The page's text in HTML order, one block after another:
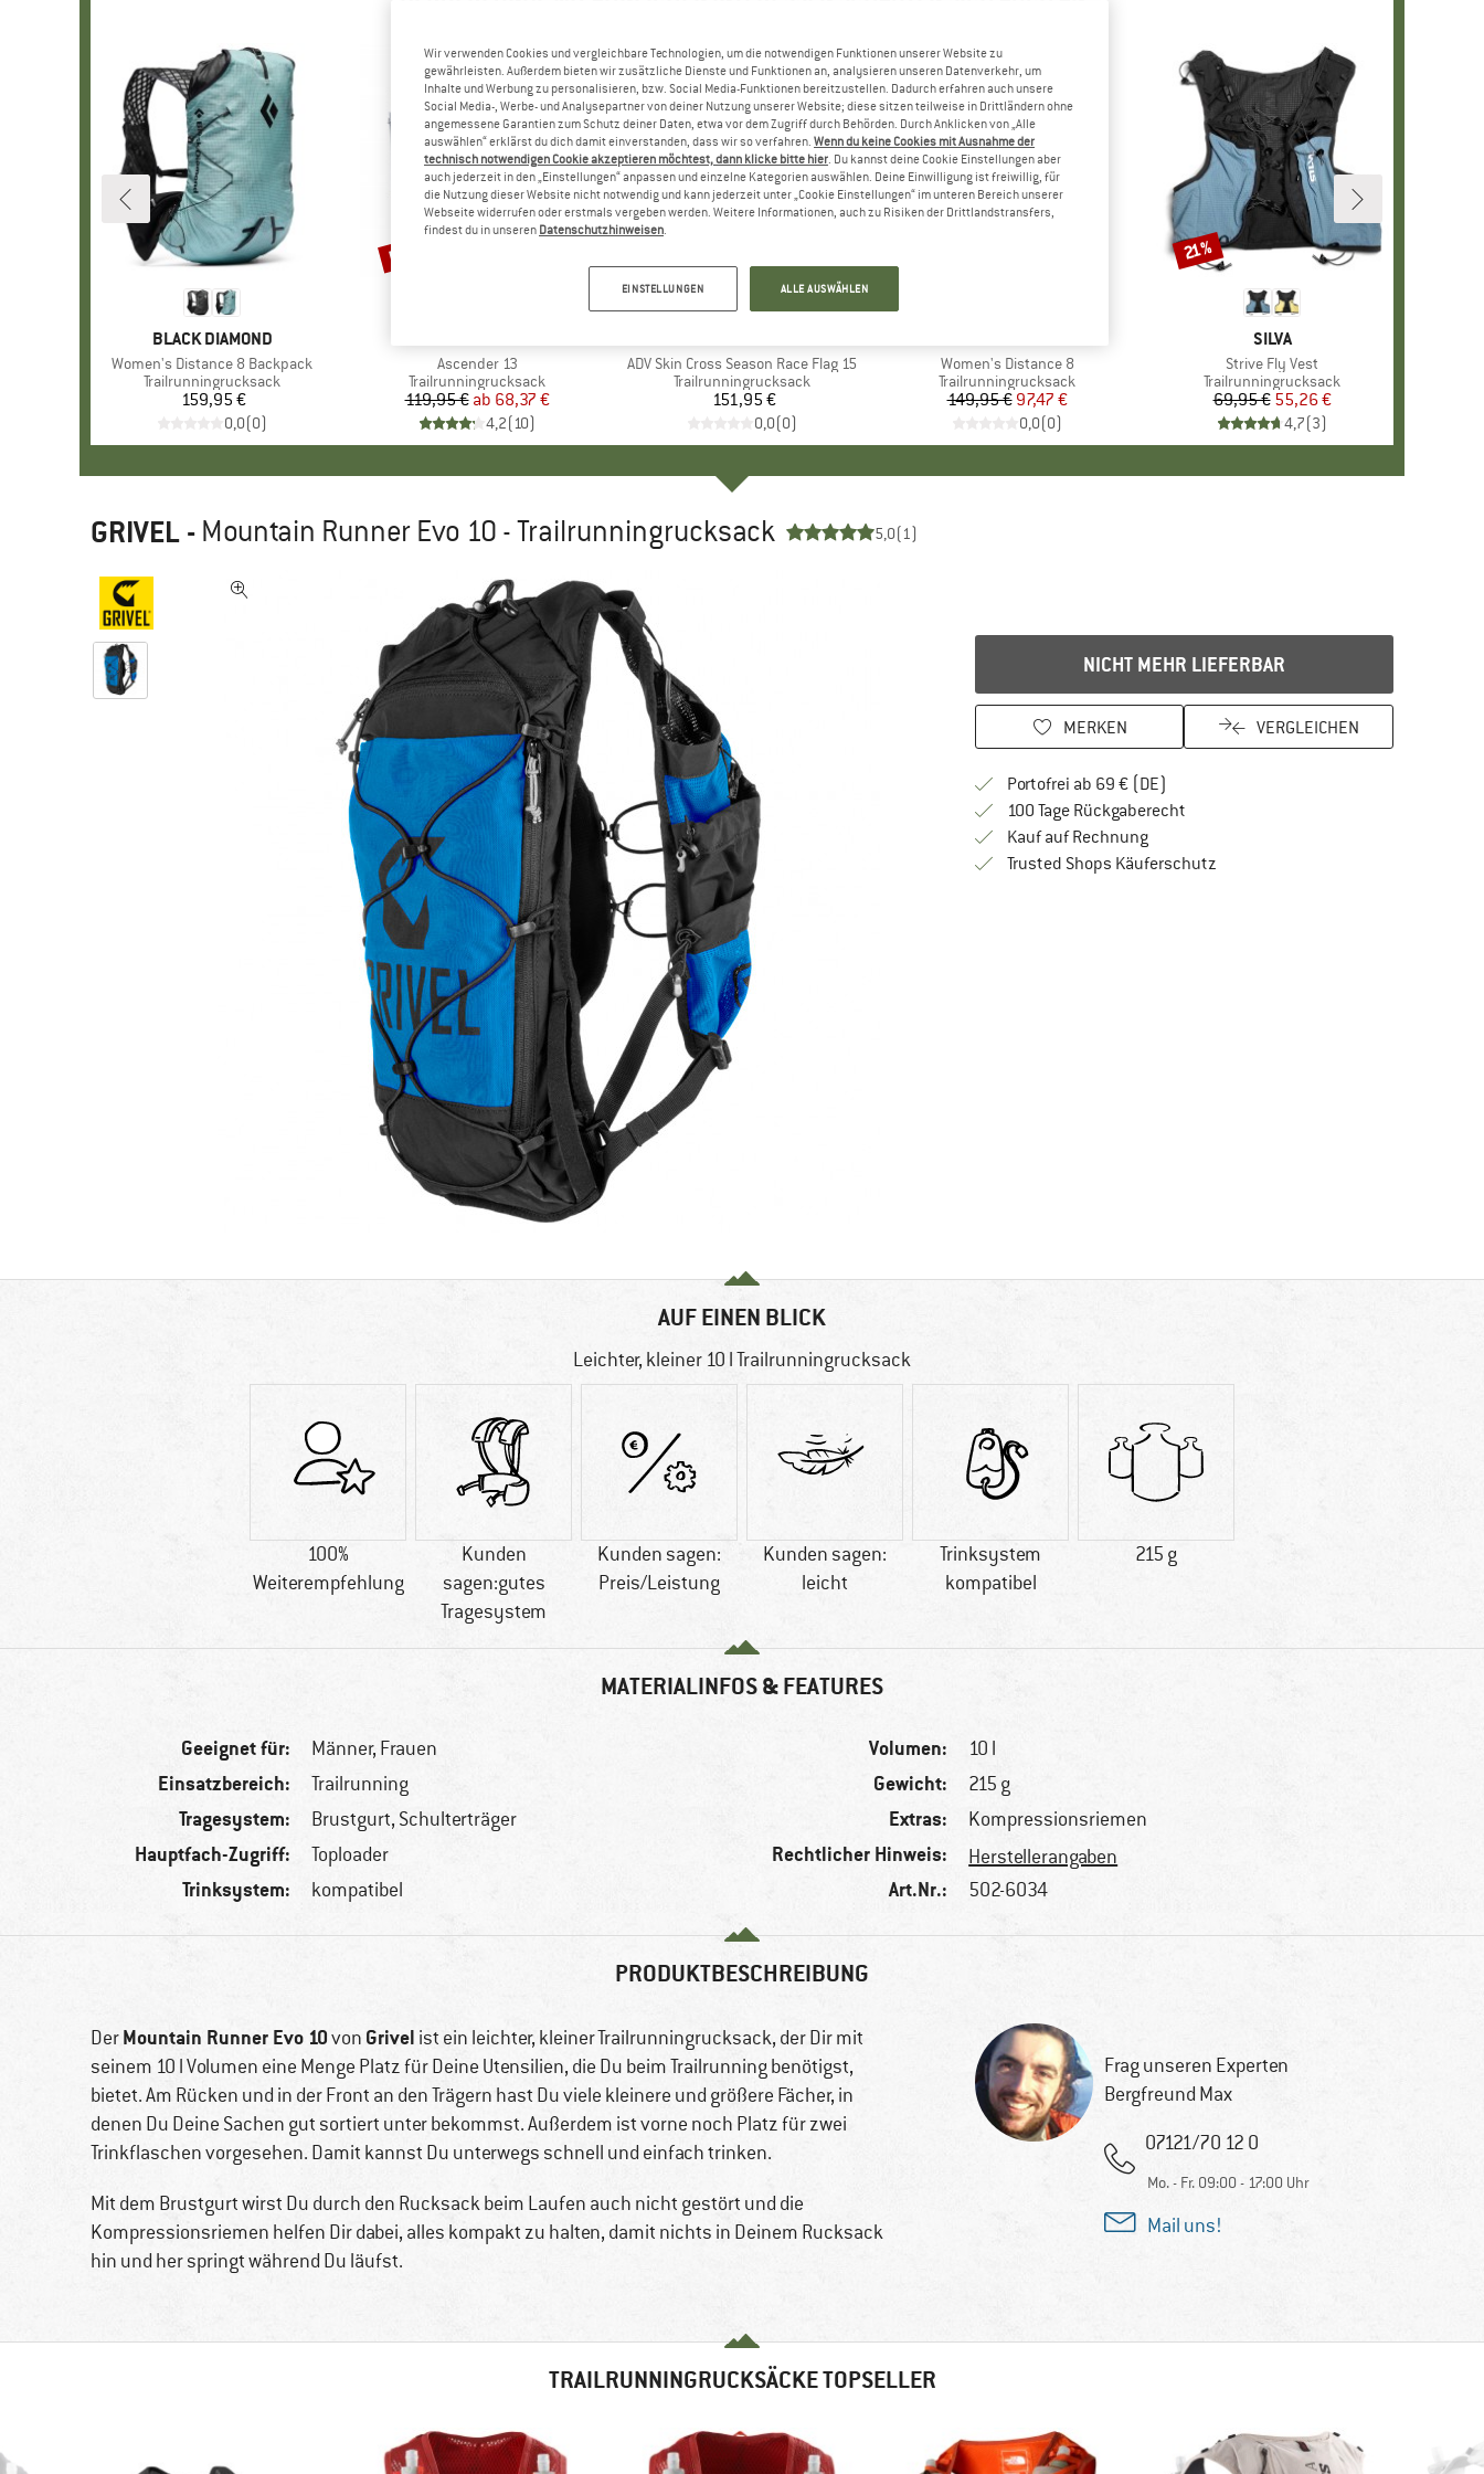
MARKE
BLACK DIAMOND
Artikel
Women's Distance 8 Backpack
Produktgruppe
Trailrunningrucksack
Preis
159,95 €
0,0(0)
Artikel
Ascender 13
Produktgruppe
Trailrunningrucksack
Preis
119,95 € reduzierter Preis
ab 68,37 €
4,2(10)
Rabatt
bis 43%
Artikel
ADV Skin Cross Season Race Flag 15
Produktgruppe
Trailrunningrucksack
Preis
151,95 €
0,0(0)
Artikel
Women's Distance 8
Produktgruppe
Trailrunningrucksack
Preis
149,95 €reduzierter Preis
97,47 €
0,0(0)
MARKE
SILVA
Artikel
Strive Fly Vest
Produktgruppe
Trailrunningrucksack
Preis
69,95 € reduzierter Preis
55,26 €
4,7(3)
Rabatt
21%
GRIVEL - Mountain Runner Evo 10 - Trailrunningrucksack 5,0(1)
NICHT MEHR LIEFERBAR
MERKEN VERGLEICHEN
Portofrei ab 69 € (DE)
100 Tage RückgaberechtGehe hier zu den Rückgabe-Richtlinien
Kauf auf RechnungFinde die Zahlungs-Infos hier! Öffnet sich in
Trusted Shops KäuferschutzFinde alle Infos hier!
AUF EINEN BLICK
Leichter, kleiner 10 l Trailrunningrucksack
100%
Weiterempfehlung
Kunden
sagen:gutes
Tragesystem
Kunden sagen:
Preis/Leistung
Kunden sagen:
leicht
Trinksystem
kompatibel
215 g
MATERIALINFOS & FEATURES
Geeignet für: Männer, Frauen
Einsatzbereich: Trailrunning
Tragesystem: Brustgurt, Schulterträger
Hauptfach-Zugriff: Toploader
Trinksystem: kompatibel
Volumen: 10 l
Gewicht: 215 g
Extras: Kompressionsriemen
Rechtlicher Hinweis: Herstellerangaben
Art.Nr.: 502-6034
PRODUKTBESCHREIBUNG
DerMountain Runner Evo 10von Grivel ist ein leichter, kleiner Trailrunningrucksack, der Dir mit
seinem 10 l Volumen eine Menge Platz für Deine Utensilien, die Du beim Trailrunning benötigst,
bietet. Am Rücken und in der Front an den Trägern hast Du viele kleinere und größere Fächer, in
denen Du Deine Sachen gut sortiert unter bekommst. Außerdem ist vorne noch Platz für zwei
Trinkflaschen vorgesehen. Damit kannst Du unterwegs schnell und einfach trinken.
Mit dem Brustgurt wirst Du durch den Rucksack beim Laufen auch nicht gestört und die
Kompressionsriemen helfen Dir dabei, alles kompakt zu halten, damit nichts in Deinem Rucksack
hin und her springt während Du läufst.
Frag unseren Experten
Bergfreund Max
07121/70 12 0
Mo. - Fr. 09:00 - 17:00 Uhr
Mail uns!
TRAILRUNNINGRUCKSÄCKE TOPSELLER
Wir verwenden Cookies und vergleichbare Technologien, um die notwendigen Funktionen unserer Website zu
gewährleisten. Außerdem bieten wir zusätzliche Dienste und Funktionen an, analysieren unseren Datenverkehr, um
Inhalte und Werbung zu personalisieren, bzw. Social Media-Funktionen bereitzustellen. Dadurch erfahren auch unsere
Social Media-, Werbe- und Analysepartner von deiner Nutzung unserer Website; diese sitzen teilweise in Drittländern ohne
angemessene Garantien zum Schutz deiner Daten, etwa vor dem Zugriff durch Behörden. Durch Anklicken von „Alle
auswählen“ erklärst du dich damit einverstanden, dass wir so verfahren. Wenn du keine Cookies mit Ausnahme der
technisch notwendigen Cookie akzeptieren möchtest, dann klicke bitte hier. Du kannst deine Cookie Einstellungen aber
auch jederzeit in den „Einstellungen“ anpassen und einzelne Kategorien auswählen. Deine Einwilligung ist freiwillig, für
die Nutzung dieser Website nicht notwendig und kann jederzeit unter „Cookie Einstellungen“ im unteren Bereich unserer
Webseite widerrufen oder erstmals vergeben werden. Weitere Informationen, auch zu Risiken der Drittlandstransfers,
findest du in unseren Datenschutzhinweisen.
EINSTELLUNGEN ALLE AUSWÄHLEN